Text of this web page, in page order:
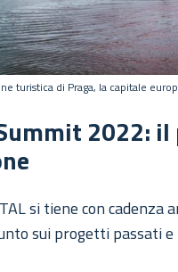
turistica di Praga, la capitale
2022:
si tiene con
sui progetti passati